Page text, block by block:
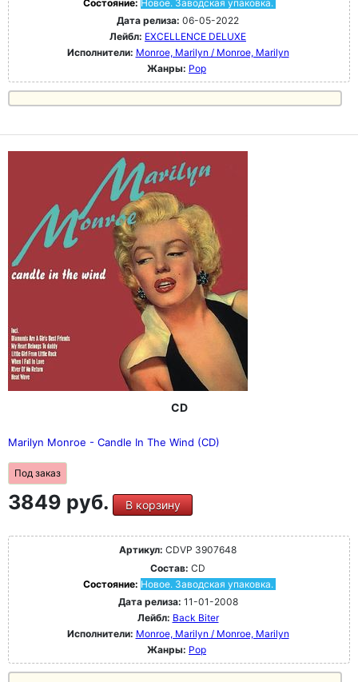
Состояние: Новое. Заводская упаковка.
Дата релиза: 06-05-2022
Лейбл: EXCELLENCE DELUXE
Исполнители: Monroe, Marilyn / Monroe, Marilyn
Жанры: Pop
CD
Marilyn Monroe - Candle In The Wind (CD)
Под заказ
3849 руб. В корзину
Артикул: CDVP 3907648
Состав: CD
Состояние: Новое. Заводская упаковка.
Дата релиза: 11-01-2008
Лейбл: Back Biter
Исполнители: Monroe, Marilyn / Monroe, Marilyn
Жанры: Pop